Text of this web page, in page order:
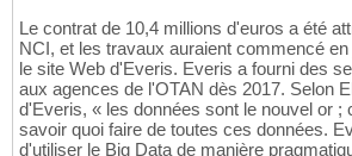
Le contrat de 10,4 millions d'euros a été
NCI, et les travaux auraient commencé
le site Web d'Everis. Everis a fourni des
aux agences de l'OTAN dès 2017. Selon
d'Everis, « les données sont le nouvel or ;
savoir quoi faire de toutes ces données.
d'utiliser le Big Data de manière